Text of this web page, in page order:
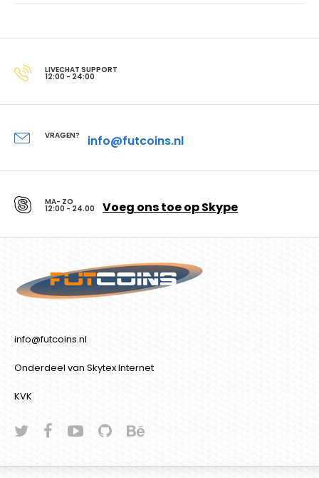
LIVECHAT SUPPORT
12:00 - 24:00
VRAGEN? info@futcoins.nl
MA- ZO
12:00 - 24.00 Voeg ons toe op Skype
info@futcoins.nl
Onderdeel van Skytex Internet
KVK